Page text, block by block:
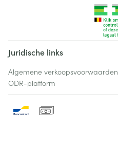
Juridische links
Algemene verkoopsvoorwaarden
ODR-platform